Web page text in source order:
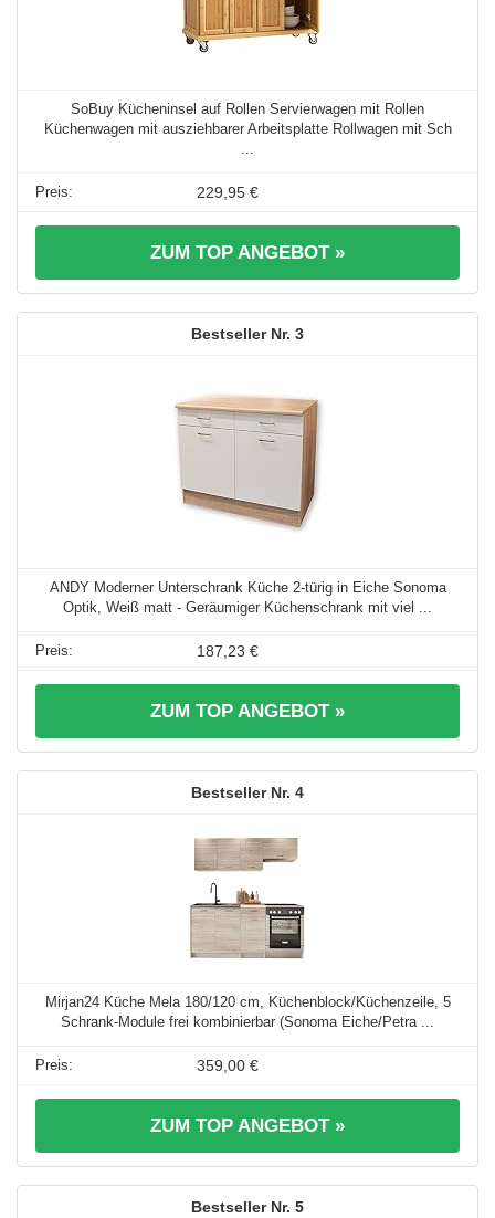
SoBuy Kücheninsel auf Rollen Servierwagen mit Rollen
Küchenwagen mit ausziehbarer Arbeitsplatte Rollwagen mit Sch
...
229,95 €
ZUM TOP ANGEBOT »
3
ANDY Moderner Unterschrank Küche 2-türig in Eiche Sonoma
Optik, Weiß matt - Geräumiger Küchenschrank mit viel ...
187,23 €
ZUM TOP ANGEBOT »
4
Mirjan24 Küche Mela 180/120 cm, Küchenblock/Küchenzeile, 5
Schrank-Module frei kombinierbar (Sonoma Eiche/Petra ...
359,00 €
ZUM TOP ANGEBOT »
5